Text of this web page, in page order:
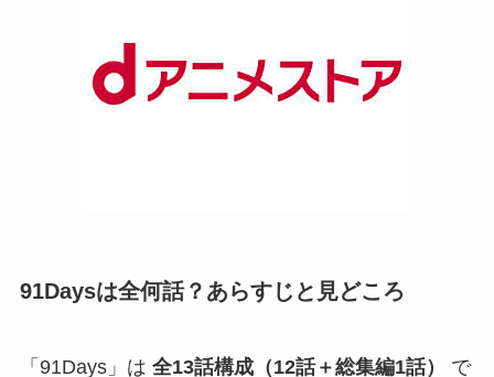
91Daysは全何話？あらすじと見どころ
「91Days」は 全13話構成（12話＋総集編1話） で